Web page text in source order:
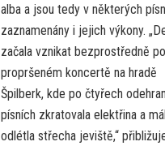
alba a jsou tedy v některých
zaznamenány i jejich výkony.
začala vznikat bezprostředně po
propršeném koncertě na hradě
Špilberk, kde po čtyřech
písních zkratovala elektřina a
odlétla střecha jeviště,“